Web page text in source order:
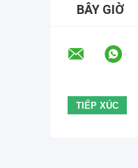
BÂY GIỜ